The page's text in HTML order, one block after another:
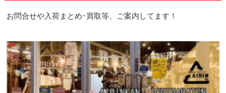
お問合せや入荷まとめ･買取等、ご案内してます！